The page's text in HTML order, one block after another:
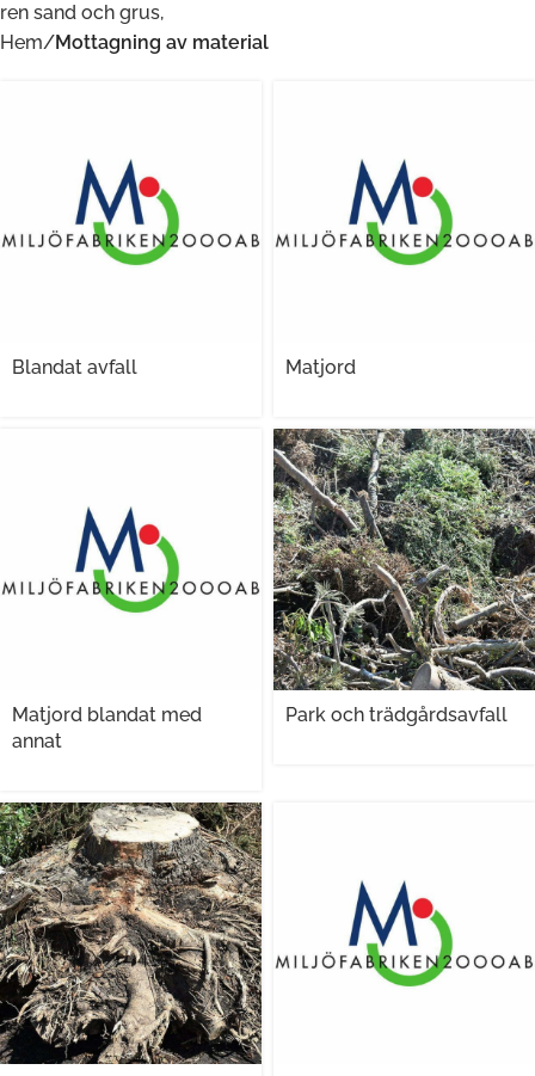
ren sand och grus,
Hem/Mottagning av material
Blandat avfall Matjord
Matjord blandat med
annat
Park och trädgårdsavfall